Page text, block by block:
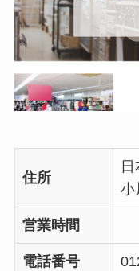
住所
小
営業時間
電話番号